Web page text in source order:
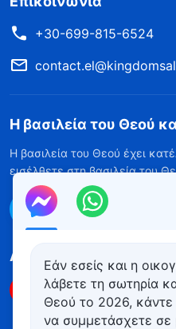
+30-699-815-6524
Η βασιλεία του Θεού
Η βασιλεία του Θεού έχει
εισέλθετε στη βασιλεία του
Επικοινωνήστε μαζί
Ακολουθήστε μας
Εάν εσείς και η
λάβετε τη σωτηρία
Θεού το 2026, κάντε
να συμμετάσχετε σε